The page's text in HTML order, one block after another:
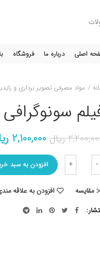
اصلی درباره ما فروشگاه
مواد مصرفی تصویر برداری و
ریال قیمت
اصلی:
بود.
2,100,000
افزودن به سبد
مقایسه
افزودن به علاقه